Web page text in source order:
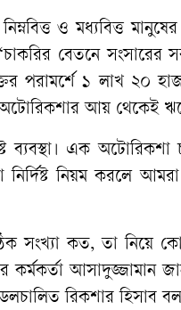
ও মধ্যবিত্ত
বেতনে
পরামর্শে ১ লাখ ২০
আয় থেকেই
ব্যবস্থা। এক
নির্দিষ্ট নিয়ম করলে
সংখ্যা কত, তা নিয়ে
আসাদুজ্জামান
রিকশার হিসাব